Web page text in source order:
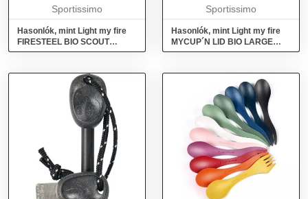
Sportissimo
Hasonlók, mint Light my fire
FIRESTEEL BIO SCOUT
Tűzgyújtó, piros, méret
Sportissimo
Hasonlók, mint Light my fire
MYCUP´N LID BIO LARGE
Bögre, bézs, méret